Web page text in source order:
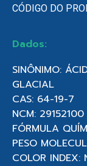
CÓDIGO DO
Dados:
SINÔNIMO:
GLACIAL
CAS: 64-19-7
NCM: 29152100
FÓRMULA
PESO
COLOR INDEX: